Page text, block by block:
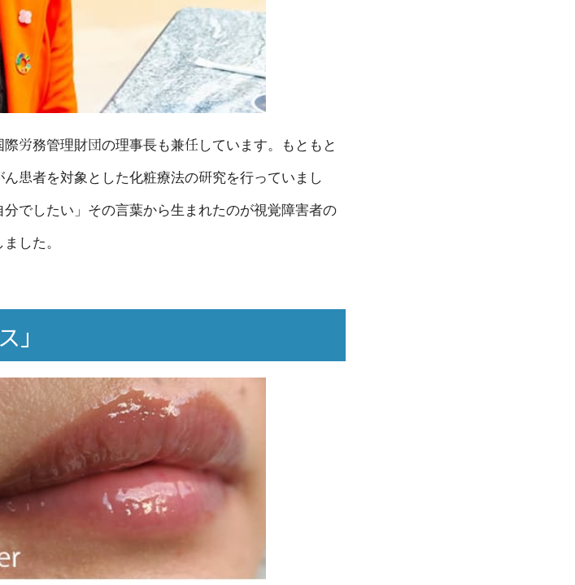
労務管理財団の理事長も兼任しています。もともと
患者を対象とした化粧療法の研究を行っていまし
でしたい」その言葉から生まれたのが視覚障害者の
した。
」